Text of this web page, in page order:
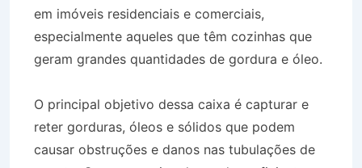
em imóveis residenciais e comerciais,
especialmente aqueles que têm cozinhas que
geram grandes quantidades de gordura e óleo.
O principal objetivo dessa caixa é capturar e
reter gorduras, óleos e sólidos que podem
causar obstruções e danos nas tubulações de